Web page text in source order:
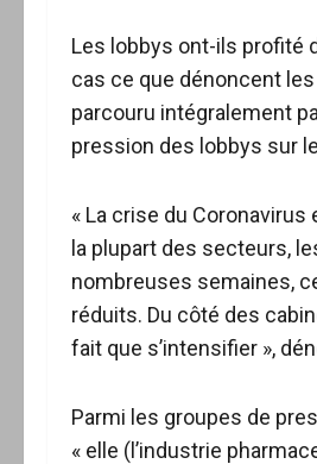
Les lobbys ont-ils profité
cas ce que dénoncent
parcouru intégralement
pression des lobbys sur
« La crise du
la plupart des secteurs,
nombreuses semaines,
réduits. Du côté des
fait que s’intensifier »,
Parmi les groupes de
« elle (l’industrie